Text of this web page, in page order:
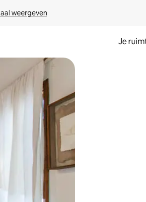
weergeven
Je
te tikken of swipen.